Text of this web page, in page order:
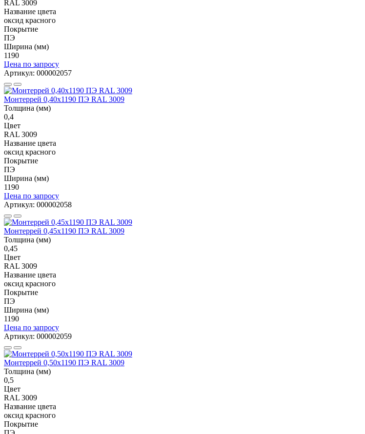
RAL 3009
Название цвета
оксид красного
Покрытие
ПЭ
Ширина (мм)
1190
Цена по запросу
Артикул: 000002057
Монтеррей 0,40х1190 ПЭ RAL 3009
Толщина (мм)
0,4
Цвет
RAL 3009
Название цвета
оксид красного
Покрытие
ПЭ
Ширина (мм)
1190
Цена по запросу
Артикул: 000002058
Монтеррей 0,45х1190 ПЭ RAL 3009
Толщина (мм)
0,45
Цвет
RAL 3009
Название цвета
оксид красного
Покрытие
ПЭ
Ширина (мм)
1190
Цена по запросу
Артикул: 000002059
Монтеррей 0,50х1190 ПЭ RAL 3009
Толщина (мм)
0,5
Цвет
RAL 3009
Название цвета
оксид красного
Покрытие